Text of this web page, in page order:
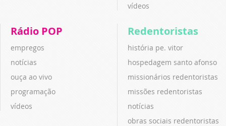
vídeos
Rádio POP
empregos
notícias
ouça ao vivo
programação
vídeos
Redentoristas
história pe. vitor
hospedagem santo afonso
missionários redentoristas
missões redentoristas
notícias
obras sociais redentoristas